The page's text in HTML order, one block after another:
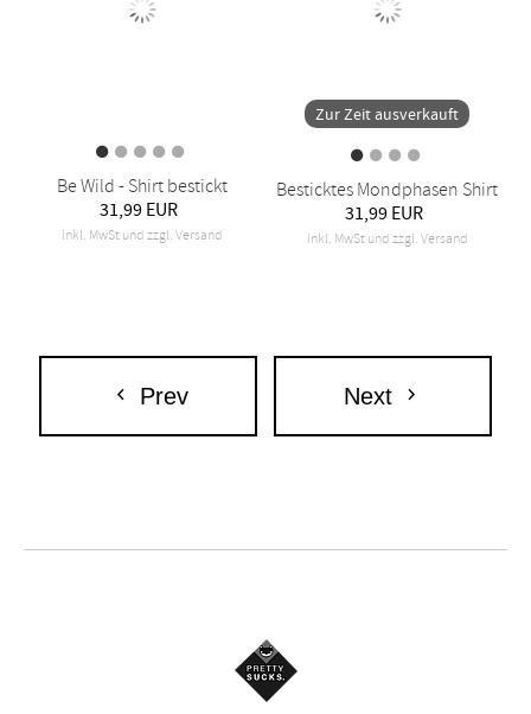
inkl. MwSt und zzgl. Versand
Zur Zeit ausverkauft
inkl. MwSt und zzgl. Versand